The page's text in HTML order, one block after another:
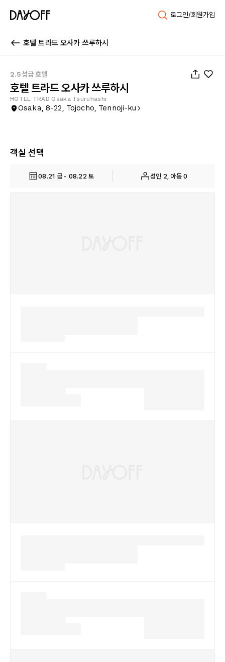
로그인/회원가입
호텔 트라드 오사카 쓰루하시
2.5성급 호텔
호텔 트라드 오사카 쓰루하시
HOTEL TRAD Osaka Tsuruhashi
Osaka, 8-22, Tojocho, Tennoji-ku
객실 선택
08.21 금 - 08.22 토 성인 2, 아동 0